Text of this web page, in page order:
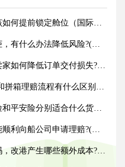
舱位（国际海运干货知识分享）
低风险?(国际海运干货知识分享)
交付损失?(国际海运干货知识分享)
什么区别?(国际海运干货知识分享)
什么货物?(国际海运干货知识分享)
请理赔?(国际海运干货知识分享)
额外成本?(国际海运干货知识分享)